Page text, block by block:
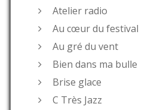
Atelier radio
Au cœur du festival
Au gré du vent
Bien dans ma bulle
Brise glace
C Très Jazz